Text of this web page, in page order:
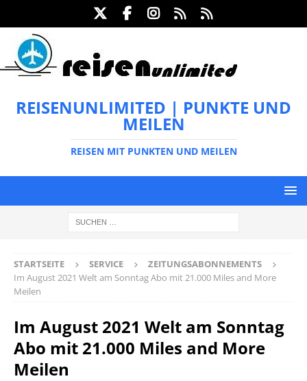
REISENUNLIMITED | PUNKTE UND
MEILEN
REISEN MIT PUNKTEN UND MEILEN
STARTSEITE SERVICE
ZEITUNGSABONNEMENTS
Im August 2021 Welt am Sonntag Abo mit 21.000 Miles and More
Meilen
Im August 2021 Welt am Sonntag
Abo mit 21.000 Miles and More
Meilen